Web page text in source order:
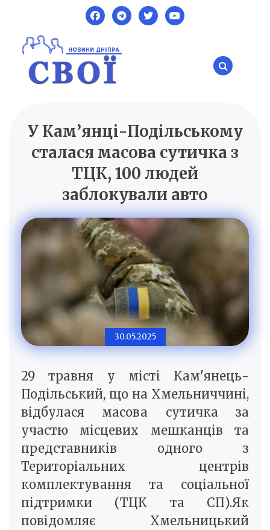
content
SVOI.DP.UA
Новини Дніпра
У Кам’янці-Подільському
сталася масова сутичка з
ТЦК, 100 людей
заблокували авто
30.05.2025
29 травня у місті Кам'янець-
Подільський, що на Хмельниччині,
відбулася масова сутичка за
участю місцевих мешканців та
представників одного з
Територіальних центрів
комплектування та соціальної
підтримки (ТЦК та СП).Як
повідомляє Хмельницький